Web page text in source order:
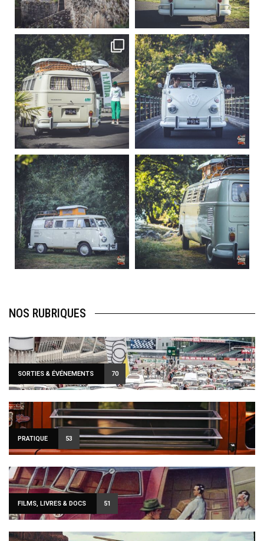
Sep 15
219
3
Sep 12
216
3
becombi
Sep 10
220
4
becombi
Août 10
177
0
becombi
Août 10
120
0
becombi
Août 10
108
0
NOS RUBRIQUES
SORTIES & ÉVÉNEMENTS 70
PRATIQUE 53
FILMS, LIVRES & DOCS 51